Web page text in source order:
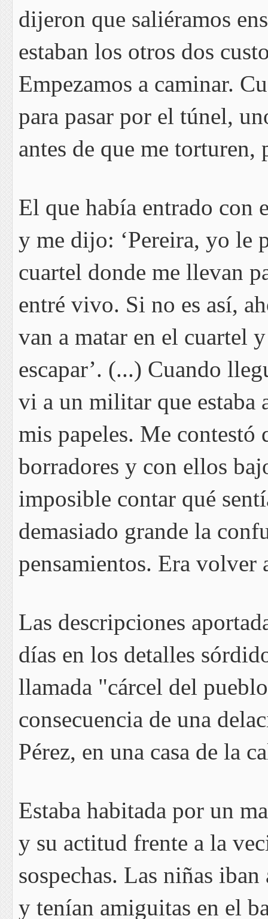
dijeron que saliéramos
estaban los otros dos
Empezamos a caminar.
para pasar por el túnel,
antes de que me torturen,
El que había entrado con
y me dijo: ‘Pereira, yo le
cuartel donde me llevan
entré vivo. Si no es así,
van a matar en el cuartel
escapar’. (...) Cuando
vi a un militar que estaba
mis papeles. Me contestó
borradores y con ellos
imposible contar qué
demasiado grande la
pensamientos. Era volver
Las descripciones
días en los detalles
llamada "cárcel del
consecuencia de una
Pérez, en una casa de la
Estaba habitada por un
y su actitud frente a la
sospechas. Las niñas
y tenían amiguitas en el